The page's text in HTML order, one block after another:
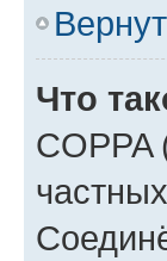
Что
COPPA